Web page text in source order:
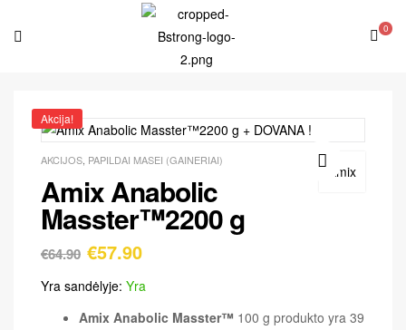
0
Akcija!
Amix
AKCIJOS PAPILDAI MASEI (GAINERIAI)
Amix Anabolic
Masster™2200 g
€64.90 €57.90
Yra sandėlyje: Yra
Amix Anabolic Masster™ 100 g produkto yra 39